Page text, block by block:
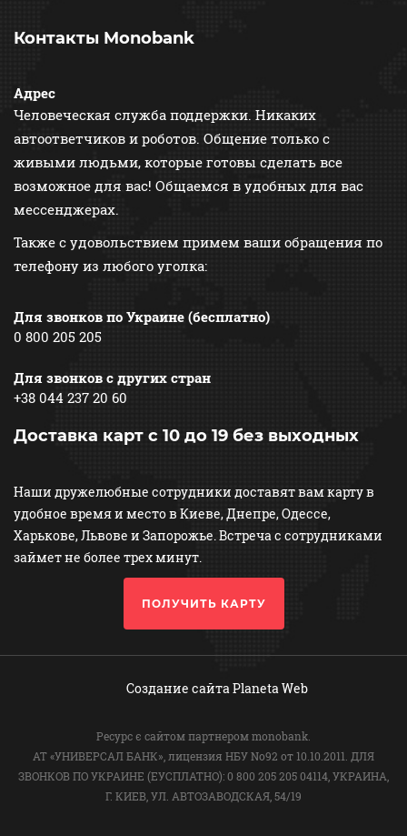
Контакты Monobank
Адрес
Человеческая служба поддержки. Никаких
автоответчиков и роботов. Общение только с
живыми людьми, которые готовы сделать все
возможное для вас! Общаемся в удобных для вас
мессенджерах.
Также с удовольствием примем ваши обращения по
телефону из любого уголка:
Для звонков по Украине (бесплатно)
0 800 205 205
Для звонков с других стран
+38 044 237 20 60
Доставка карт с 10 до 19 без выходных
Наши дружелюбные сотрудники доставят вам карту в
удобное время и место в Киеве, Днепре, Одессе,
Харькове, Львове и Запорожье. Встреча с сотрудниками
займет не более трех минут.
Создание сайтаPlaneta Web
ПОЛУЧИТЬ КАРТУ
Ресурс є сайтом партнером monobank.
АТ «УНИВЕРСАЛ БАНК», лицензия НБУ No92 от 10.10.2011. ДЛЯ
ЗВОНКОВ ПО УКРАИНЕ (ЕУСПЛАТНО): 0 800 205 205 04114, УКРАИНА,
Г. КИЕВ, УЛ. АВТОЗАВОДСКАЯ, 54/19